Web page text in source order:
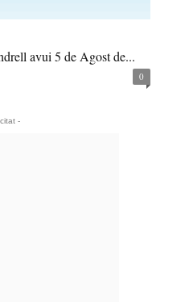
avui 5 de Agost de...
0
-